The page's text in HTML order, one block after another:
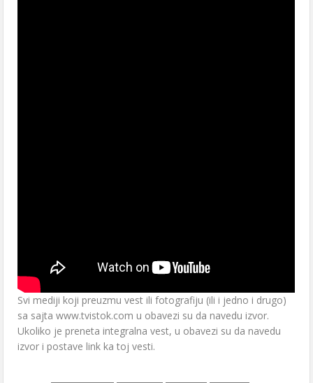
Svi mediji koji preuzmu vest ili fotografiju (ili i jedno i drugo)
sa sajta www.tvistok.com u obavezi su da navedu izvor.
Ukoliko je preneta integralna vest, u obavezi su da navedu
izvor i postave link ka toj vesti.